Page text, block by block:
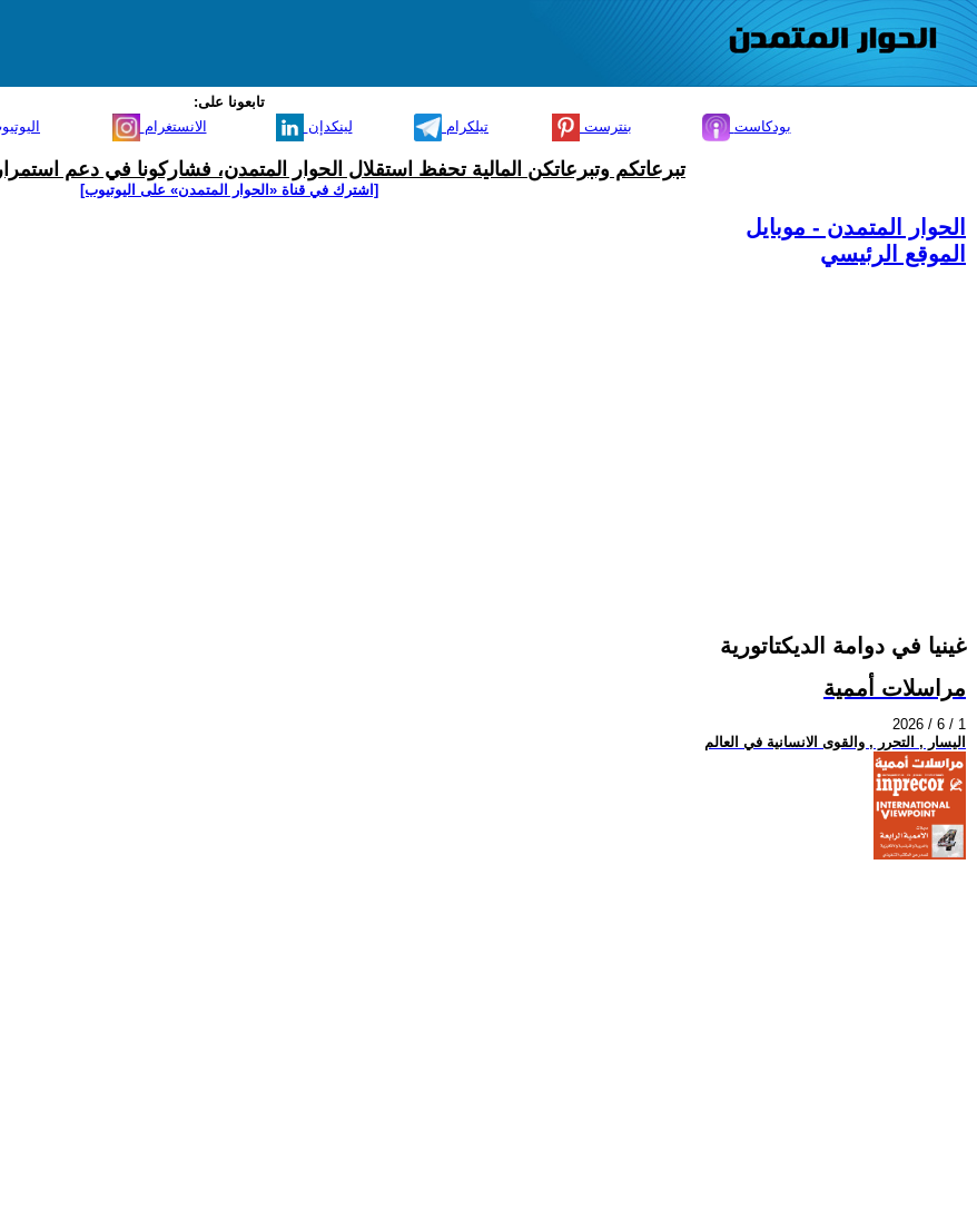
تابعونا على:
الانستغرام لينكدإن تيلكرام بنترست بودكاست
تبرعاتكم وتبرعاتكن المالية تحفظ استقلال الحوار المتمدن، فشاركونا في دعم
[اشترك في قناة ‫«الحوار المتمدن» على اليوتيوب]
الحوار المتمدن - موبايل
الموقع الرئيسي
غينيا في دوامة الديكتاتورية
مراسلات أممية
2026 / 6 / 1
اليسار , التحرر , والقوى الانسانية في العالم